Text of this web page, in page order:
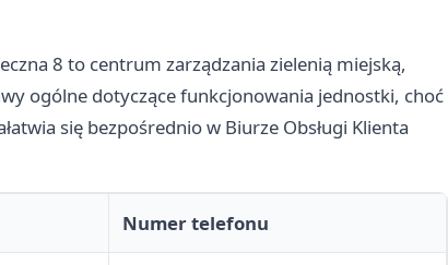
8 to centrum zarządzania zielenią miejską,
ogólne dotyczące funkcjonowania jednostki, choć
się bezpośrednio w Biurze Obsługi Klienta
Numer telefonu